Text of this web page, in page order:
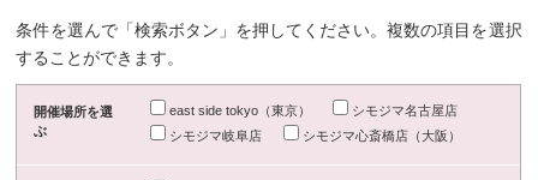
条件を選んで「検索ボタン」を押してください。複数の項目を選択
することができます。
開催場所を選
ぶ
east side tokyo（東京）
シモジマ名古屋店
シモジマ岐阜店
シモジマ心斎橋店（大阪）